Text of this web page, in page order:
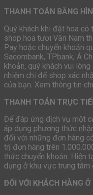
THANH TOÁN BẰNG
Quý khách khi đặt hoa có
shop hoa tươi Văn Nam
Pay hoặc chuyển khoản
Sacombank, TPbank, Á
khoản, quý khách vui
nhiệm chi để shop xác
của bạn. Xem thông tin
THANH TOÁN TRỰC
Để đáp ứng dịch vụ một
áp dụng phương thức
đối với những đơn hàng
trị đơn hàng trên
thức chuyển khoản. Hiện
dụng ở khu vực trung tâm
ĐỐI VỚI KHÁCH HÀNG Ở